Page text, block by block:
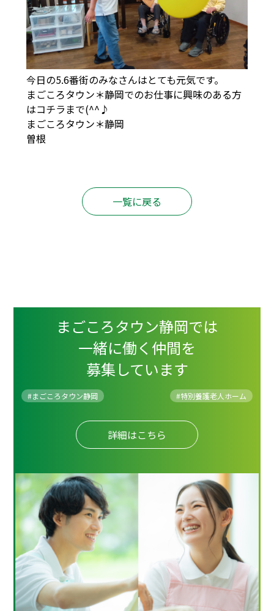
今日の5.6番街のみなさんはとても元気です。
まごころタウン＊静岡でのお仕事に興味のある方
はコチラ まで(^^♪
まごころタウン＊静岡
曽根
一覧に戻る
まごころタウン静岡では
一緒に働く仲間を
募集しています
#まごころタウン静岡 #特別養護老人ホーム
詳細はこちら